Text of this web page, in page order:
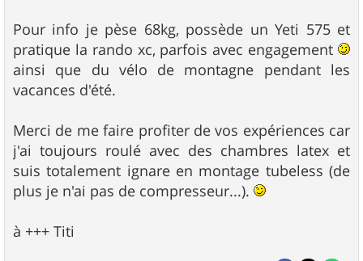
Pour info je pèse 68kg, possède un Yeti 575 et
pratique la rando xc, parfois avec engagement
ainsi que du vélo de montagne pendant les
vacances d'été.
Merci de me faire profiter de vos expériences car
j'ai toujours roulé avec des chambres latex et
suis totalement ignare en montage tubeless (de
plus je n'ai pas de compresseur...).
à +++ Titi